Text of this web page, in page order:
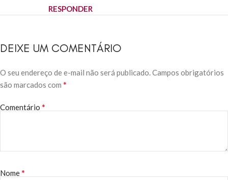
RESPONDER
DEIXE UM COMENTÁRIO
O seu endereço de e-mail não será publicado.Campos obrigatórios
são marcados com *
Comentário *
Nome*